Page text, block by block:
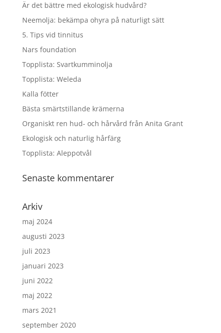
Är det bättre med ekologisk hudvård?
Neemolja: bekämpa ohyra på naturligt sätt
5. Tips vid tinnitus
Nars foundation
Topplista: Svartkumminolja
Topplista: Weleda
Kalla fötter
Bästa smärtstillande krämerna
Organiskt ren hud- och hårvård från Anita Grant
Ekologisk och naturlig hårfärg
Topplista: Aleppotvål
Senaste kommentarer
Arkiv
maj 2024
augusti 2023
juli 2023
januari 2023
juni 2022
maj 2022
mars 2021
september 2020